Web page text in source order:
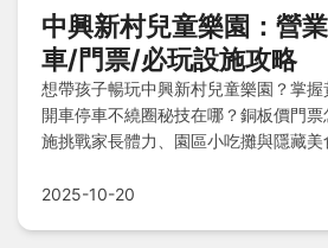
中興新村兒童樂園：營
車/門票/必玩設施攻略
想帶孩子暢玩中興新村兒童樂園？掌握
開車停車不繞圈秘技在哪？銅板價門
施挑戰家長體力、園區小吃攤與隱藏美
2025-10-20